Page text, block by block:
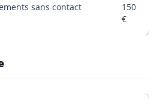
sans contact
150
€